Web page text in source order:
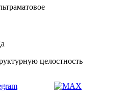
целостность